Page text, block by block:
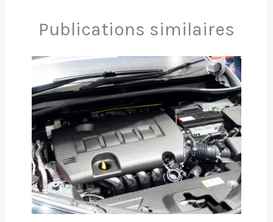
Publications similaires